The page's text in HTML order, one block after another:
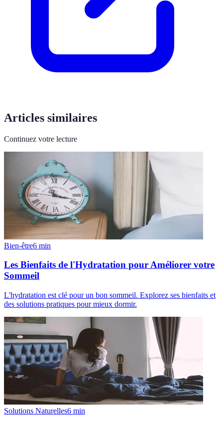
Articles similaires
Continuez votre lecture
Bien-être6 min
Les Bienfaits de l'Hydratation pour Améliorer votre
Sommeil
L'hydratation est clé pour un bon sommeil. Explorez ses bienfaits et
des solutions pratiques pour mieux dormir.
Solutions Naturelles6 min